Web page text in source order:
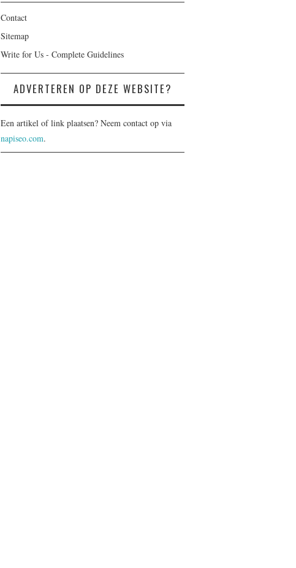
Contact
Sitemap
Write for Us - Complete Guidelines
ADVERTEREN OP DEZE WEBSITE?
Een artikel of link plaatsen? Neem contact op via
napiseo.com.